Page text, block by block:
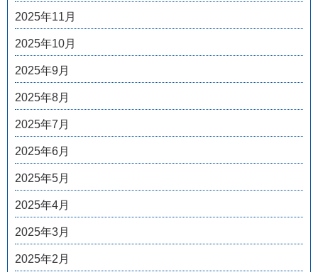
2025年11月
2025年10月
2025年9月
2025年8月
2025年7月
2025年6月
2025年5月
2025年4月
2025年3月
2025年2月